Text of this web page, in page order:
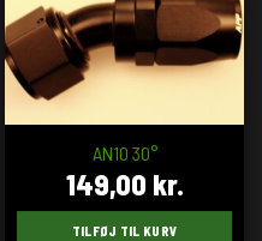
AN10 30°
149,00 kr.
TILFØJ TIL KURV